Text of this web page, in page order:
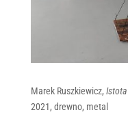
Marek Ruszkiewicz,
2021, drewno, metal